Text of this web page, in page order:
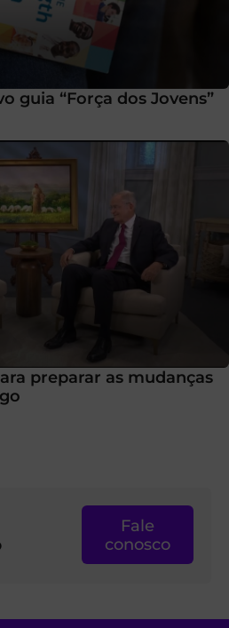
guia “Força dos Jovens”
preparar as mudanças
Fale
conosco